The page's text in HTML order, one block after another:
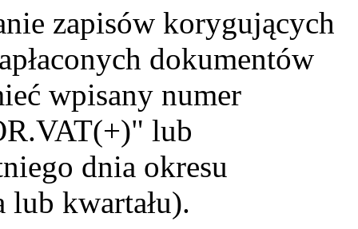
zapisów korygujących
dokumentów
wpisany numer
lub
dnia okresu
lub kwartału).